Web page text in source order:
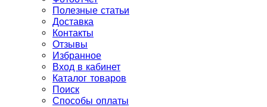
Полезные статьи
Доставка
Контакты
Отзывы
Избранное
Вход в кабинет
Каталог товаров
Поиск
Способы оплаты